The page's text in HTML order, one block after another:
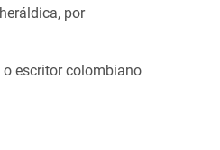
por
escritor colombiano